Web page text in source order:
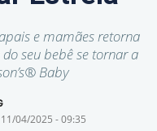
e mamães retorna
seu bebê se tornar a
Baby
11/04/2025 - 09:35